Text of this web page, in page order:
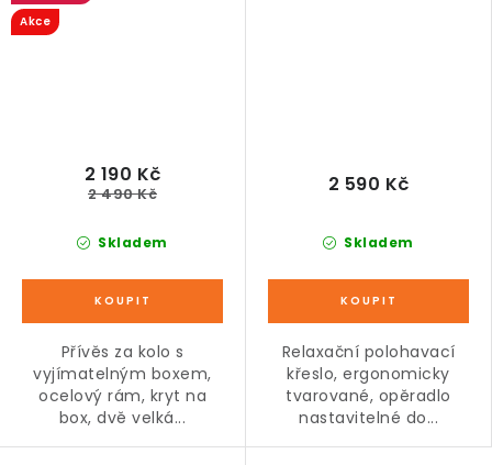
Akce
Skladem
2 190 Kč
2 490 Kč
Přívěs za kolo s
vyjímatelným boxem,
ocelový rám, kryt na
box, dvě velká...
Skladem
2 590 Kč
Relaxační polohavací
křeslo, ergonomicky
tvarované, opěradlo
nastavitelné do...